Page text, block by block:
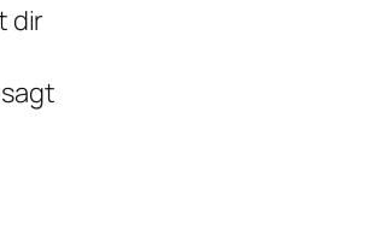
dir